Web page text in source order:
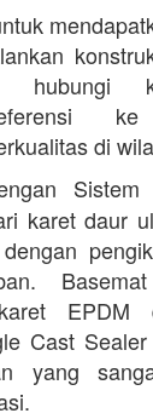
hubungi
ke
di
karet daur
EPDM
Cast
yang